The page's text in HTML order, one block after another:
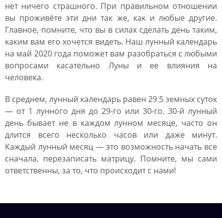
нет ничего страшного. При правильном отношении
вы проживёте эти дни так же, как и любые другие.
Главное, помните, что вы в силах сделать день таким,
каким вам его хочется видеть. Наш лунный календарь
на май 2020 года поможет вам разобраться с любыми
вопросами касательно Луны и ее влияния на
человека.
В среднем, лунный календарь равен 29.5 земных суток
— от 1 лунного дня до 29-го или 30-го. 30-й лунный
день бывает не в каждом лунном месяце, часто он
длится всего несколько часов или даже минут.
Каждый лунный месяц — это возможность начать все
сначала, перезаписать матрицу. Помните, мы сами
ответственны, за то, что происходит с нами!